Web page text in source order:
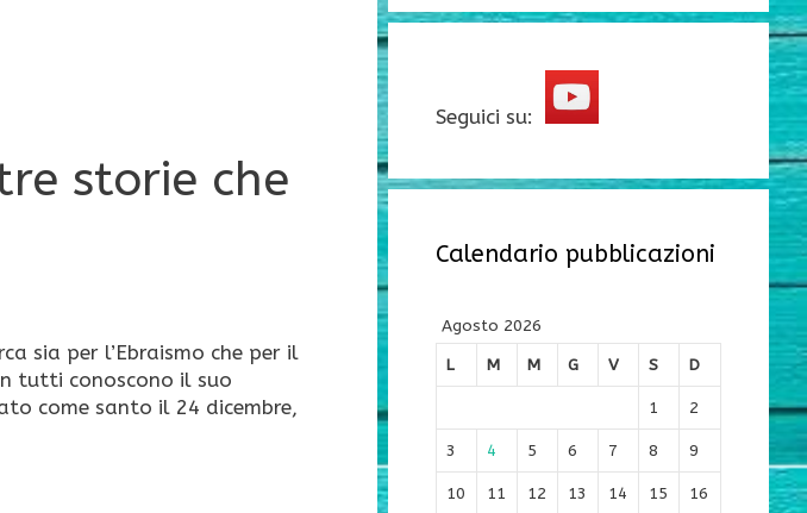
storie che
sia per l’Ebraismo che per il
tutti conoscono il suo
come santo il 24 dicembre,
Seguici su:
Calendario pubblicazioni
Agosto 2026
L
M M G V S D
1 2
3 4 5 6 7 8 9
10 11 12 13 14 15 16